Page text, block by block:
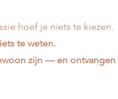
hoef je niets te kiezen.
te weten.
zijn — en ontvangen